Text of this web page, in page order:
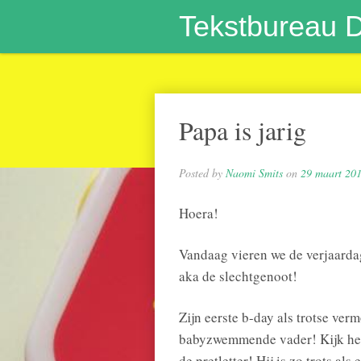
Tekstbureau
Papa is jarig
Posted by Naomi Smits on 29 maart
Hoera!
Vandaag vieren we de
aka de slechtgenoot!
Zijn eerste b-day als trotse
babyzwemmende vader! Kijk